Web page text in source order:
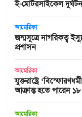
ই-মোটরসাইকেল
আমেরিকা
জন্মসূত্রে নাগরিকত্ব
প্রশাসন
আমেরিকা
যুক্তরাষ্ট্রে
আক্রান্ত হতে পারেন
আমেরিকা